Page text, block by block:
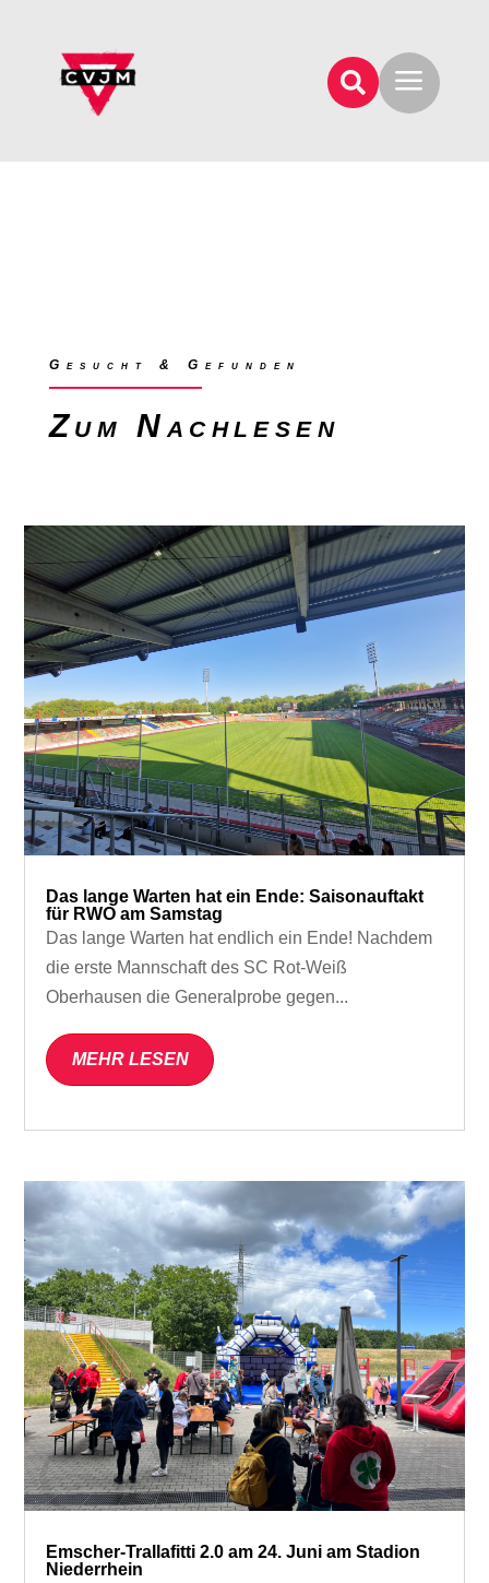
 a
Gesucht & Gefunden
Zum Nachlesen
Das lange Warten hat ein Ende: Saisonauftakt
für RWO am Samstag
Das lange Warten hat endlich ein Ende! Nachdem
die erste Mannschaft des SC Rot-Weiß
Oberhausen die Generalprobe gegen...
MEHR LESEN
Emscher-Trallafitti 2.0 am 24. Juni am Stadion
Niederrhein